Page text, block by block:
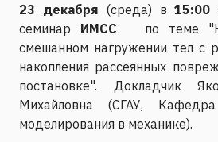
23 декабря (среда) в 15:00
семинар ИМСС по теме
смешанном нагружении тел с
накопления рассеянных
постановке". Докладчик
Михайловна (СГАУ, Кафедра
моделирования в механике).